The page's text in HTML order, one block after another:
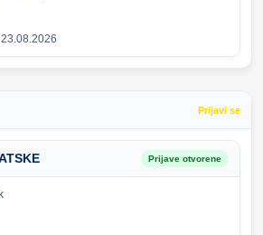
Prijavi se
Prijave otvorene